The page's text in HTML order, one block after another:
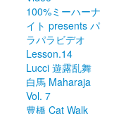
100%ミーハーナ
イト presents パ
ラパラビデオ
Lesson.14
Lucci 遊露乱舞
白馬 Maharaja
Vol. 7
豊橋 Cat Walk